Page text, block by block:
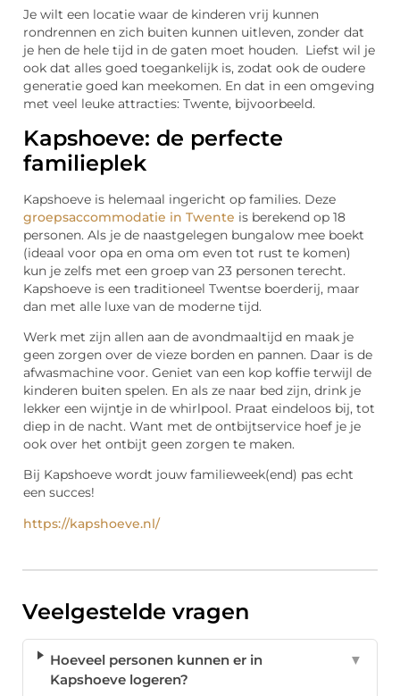
Je wilt een locatie waar de kinderen vrij kunnen
rondrennen en zich buiten kunnen uitleven, zonder dat
je hen de hele tijd in de gaten moet houden. Liefst wil je
ook dat alles goed toegankelijk is, zodat ook de oudere
generatie goed kan meekomen. En dat in een omgeving
met veel leuke attracties: Twente, bijvoorbeeld.
Kapshoeve: de perfecte
familieplek
Kapshoeve is helemaal ingericht op families. Deze
groepsaccommodatie in Twente is berekend op 18
personen. Als je de naastgelegen bungalow mee boekt
(ideaal voor opa en oma om even tot rust te komen)
kun je zelfs met een groep van 23 personen terecht.
Kapshoeve is een traditioneel Twentse boerderij, maar
dan met alle luxe van de moderne tijd.
Werk met zijn allen aan de avondmaaltijd en maak je
geen zorgen over de vieze borden en pannen. Daar is de
afwasmachine voor. Geniet van een kop koffie terwijl de
kinderen buiten spelen. En als ze naar bed zijn, drink je
lekker een wijntje in de whirlpool. Praat eindeloos bij, tot
diep in de nacht. Want met de ontbijtservice hoef je je
ook over het ontbijt geen zorgen te maken.
Bij Kapshoeve wordt jouw familieweek(end) pas echt
een succes!
https://kapshoeve.nl/
Veelgestelde vragen
Hoeveel personen kunnen er in
Kapshoeve logeren?
▼